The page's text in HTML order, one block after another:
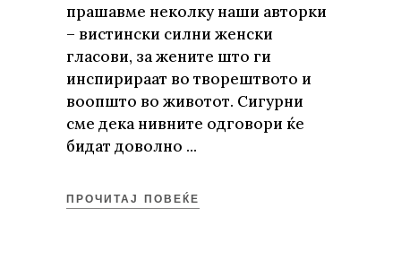
прашавме неколку наши авторки
– вистински силни женски
гласови, за жените што ги
инспирираат во творештвото и
воопшто во животот. Сигурни
сме дека нивните одговори ќе
бидат доволно
ПРОЧИТАЈ ПОВЕЌЕ